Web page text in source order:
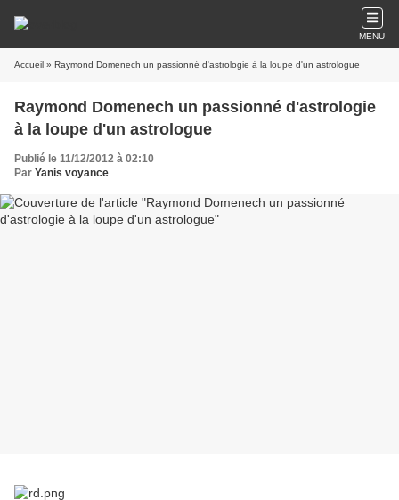
MENU
Accueil » Raymond Domenech un passionné d'astrologie à la loupe d'un astrologue
Raymond Domenech un passionné d'astrologie
à la loupe d'un astrologue
Publié le 11/12/2012 à 02:10
Par Yanis voyance